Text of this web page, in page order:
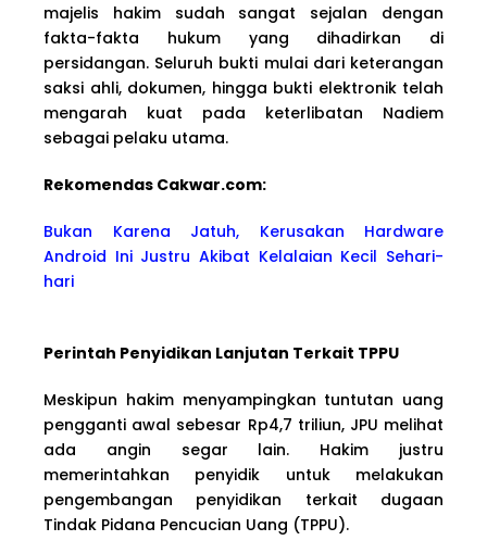
majelis hakim sudah sangat sejalan dengan
fakta-fakta hukum yang dihadirkan di
persidangan. Seluruh bukti mulai dari keterangan
saksi ahli, dokumen, hingga bukti elektronik telah
mengarah kuat pada keterlibatan Nadiem
sebagai pelaku utama.
Rekomendas Cakwar.com:
Bukan Karena Jatuh, Kerusakan Hardware
Android Ini Justru Akibat Kelalaian Kecil Sehari-
hari
Perintah Penyidikan Lanjutan Terkait TPPU
Meskipun hakim menyampingkan tuntutan uang
pengganti awal sebesar Rp4,7 triliun, JPU melihat
ada angin segar lain. Hakim justru
memerintahkan penyidik untuk melakukan
pengembangan penyidikan terkait dugaan
Tindak Pidana Pencucian Uang (TPPU).